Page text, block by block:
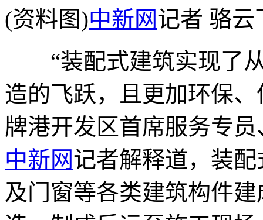
(资料图)中新网记者 骆云
“装配式建筑实现了从
造的飞跃，且更加环保
牌港开发区首席服务专
中新网记者解释道，装
及门窗等各类建筑构件